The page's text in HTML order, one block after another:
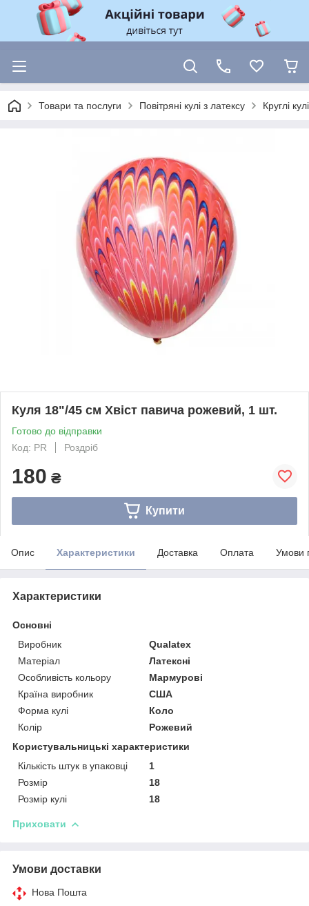
Товари та послуги Повітряні кулі з латексу Круглі
Куля 18"/45 см Хвіст павича рожевий, 1 шт.
Готово до відправки
Код: РR
Роздріб
180 ₴
Купити
Опис Характеристики Доставка Оплата Умови
Характеристики
Основні
Виробник
Qualatex
Матеріал
Латексні
Особливість кольору
Мармурові
Країна виробник
США
Форма кулі
Коло
Колір
Рожевий
Користувальницькі характеристики
Кількість штук в упаковці
1
Розмір
18
Розмір кулі
18
Приховати
Умови доставки
Нова Пошта